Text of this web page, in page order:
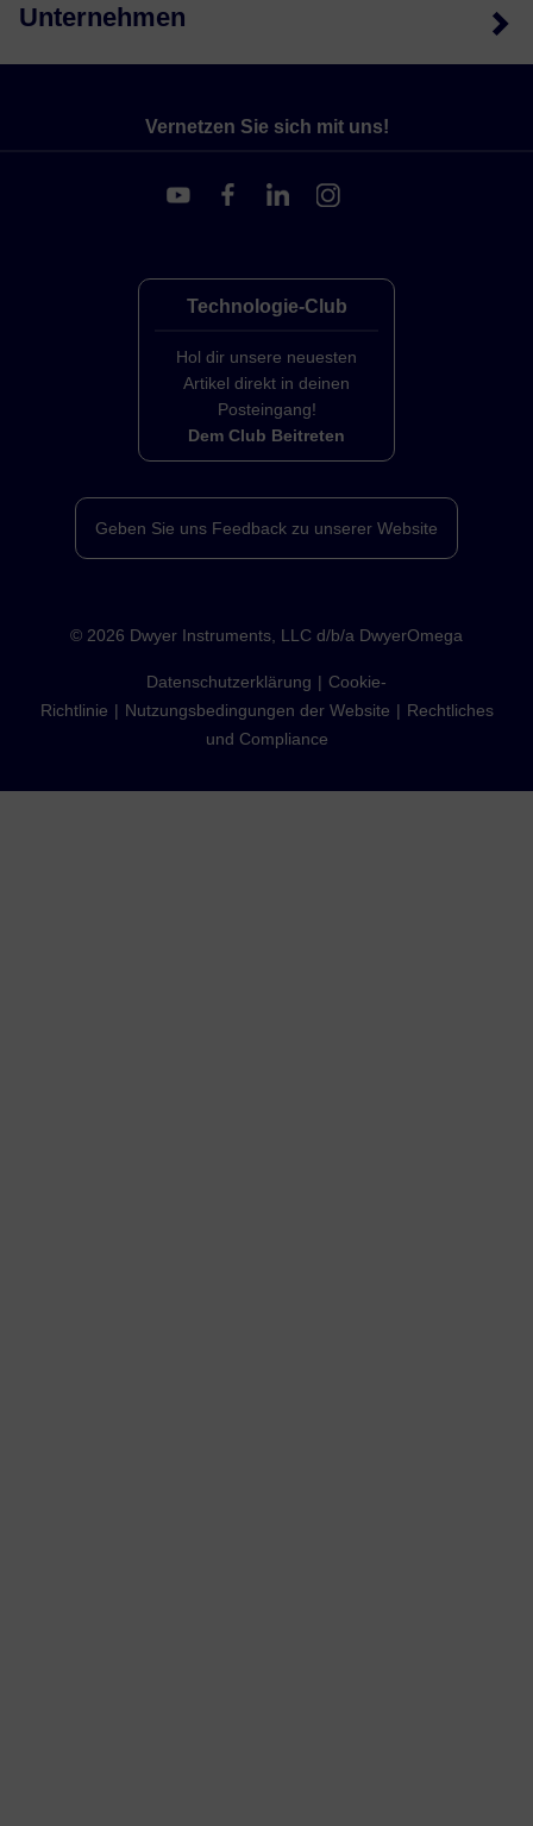
Unternehmen
Vernetzen Sie sich mit uns!
Technologie-Club
Hol dir unsere neuesten
Artikel direkt in deinen
Posteingang!
Dem Club Beitreten
Geben Sie uns Feedback zu unserer Website
© 2026 Dwyer Instruments, LLC d/b/a DwyerOmega
Datenschutzerklärung
Cookie-
Richtlinie
Nutzungsbedingungen der Website
Rechtliches
und Compliance